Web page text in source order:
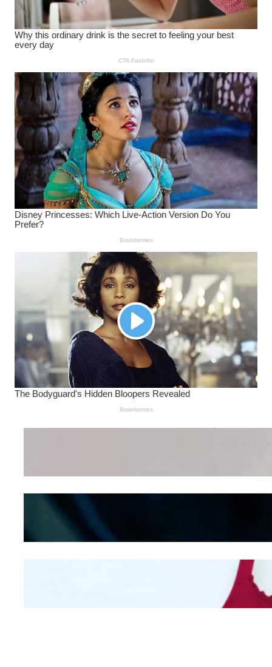
Wanita Pamer Pakaian
Kepribadian
Mengintip Kepribadian
Wanita Dari Warna Bra